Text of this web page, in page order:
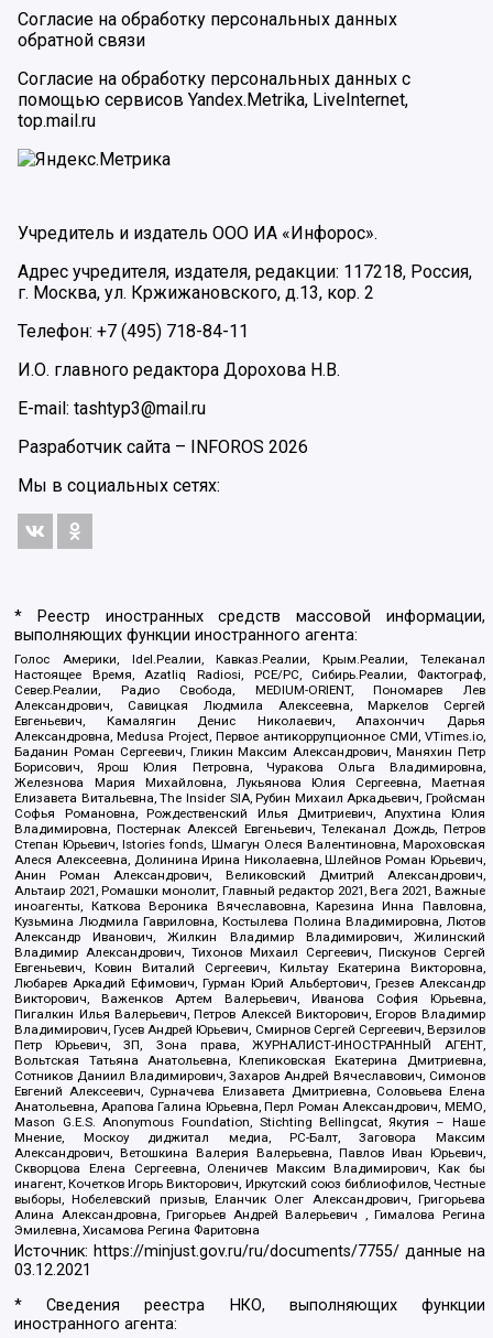
Согласие на обработку персональных данных
обратной связи
Согласие на обработку персональных данных с
помощью сервисов Yandex.Metrika, LiveInternet,
top.mail.ru
Учредитель и издатель ООО ИА «Инфорос».
Адрес учредителя, издателя, редакции: 117218, Россия,
г. Москва, ул. Кржижановского, д.13, кор. 2
Телефон: +7 (495) 718-84-11
И.О. главного редактора Дорохова Н.В.
E-mail: tashtyp3@mail.ru
Разработчик сайта – INFOROS 2026
Мы в социальных сетях:
* Реестр иностранных средств массовой информации,
выполняющих функции иностранного агента:
Голос Америки, Idel.Реалии, Кавказ.Реалии, Крым.Реалии, Телеканал
Настоящее Время, Azatliq Radiosi, PCE/PC, Сибирь.Реалии, Фактограф,
Север.Реалии, Радио Свобода, MEDIUM-ORIENT, Пономарев Лев
Александрович, Савицкая Людмила Алексеевна, Маркелов Сергей
Евгеньевич, Камалягин Денис Николаевич, Апахончич Дарья
Александровна, Medusa Project, Первое антикоррупционное СМИ, VTimes.io,
Баданин Роман Сергеевич, Гликин Максим Александрович, Маняхин Петр
Борисович, Ярош Юлия Петровна, Чуракова Ольга Владимировна,
Железнова Мария Михайловна, Лукьянова Юлия Сергеевна, Маетная
Елизавета Витальевна, The Insider SIA, Рубин Михаил Аркадьевич, Гройсман
Софья Романовна, Рождественский Илья Дмитриевич, Апухтина Юлия
Владимировна, Постернак Алексей Евгеньевич, Телеканал Дождь, Петров
Степан Юрьевич, Istories fonds, Шмагун Олеся Валентиновна, Мароховская
Алеся Алексеевна, Долинина Ирина Николаевна, Шлейнов Роман Юрьевич,
Анин Роман Александрович, Великовский Дмитрий Александрович,
Альтаир 2021, Ромашки монолит, Главный редактор 2021, Вега 2021, Важные
иноагенты, Каткова Вероника Вячеславовна, Карезина Инна Павловна,
Кузьмина Людмила Гавриловна, Костылева Полина Владимировна, Лютов
Александр Иванович, Жилкин Владимир Владимирович, Жилинский
Владимир Александрович, Тихонов Михаил Сергеевич, Пискунов Сергей
Евгеньевич, Ковин Виталий Сергеевич, Кильтау Екатерина Викторовна,
Любарев Аркадий Ефимович, Гурман Юрий Альбертович, Грезев Александр
Викторович, Важенков Артем Валерьевич, Иванова София Юрьевна,
Пигалкин Илья Валерьевич, Петров Алексей Викторович, Егоров Владимир
Владимирович, Гусев Андрей Юрьевич, Смирнов Сергей Сергеевич, Верзилов
Петр Юрьевич, ЗП, Зона права, ЖУРНАЛИСТ-ИНОСТРАННЫЙ АГЕНТ,
Вольтская Татьяна Анатольевна, Клепиковская Екатерина Дмитриевна,
Сотников Даниил Владимирович, Захаров Андрей Вячеславович, Симонов
Евгений Алексеевич, Сурначева Елизавета Дмитриевна, Соловьева Елена
Анатольевна, Арапова Галина Юрьевна, Перл Роман Александрович, МЕМО,
Mason G.E.S. Anonymous Foundation, Stichting Bellingcat, Якутия – Наше
Мнение, Москоу диджитал медиа, РС-Балт, Заговора Максим
Александрович, Ветошкина Валерия Валерьевна, Павлов Иван Юрьевич,
Скворцова Елена Сергеевна, Оленичев Максим Владимирович, Как бы
инагент, Кочетков Игорь Викторович, Иркутский союз библиофилов, Честные
выборы, Нобелевский призыв, Еланчик Олег Александрович, Григорьева
Алина Александровна, Григорьев Андрей Валерьевич , Гималова Регина
Эмилевна, Хисамова Регина Фаритовна
Источник: https://minjust.gov.ru/ru/documents/7755/ данные на
03.12.2021
* Сведения реестра НКО, выполняющих функции
иностранного агента: